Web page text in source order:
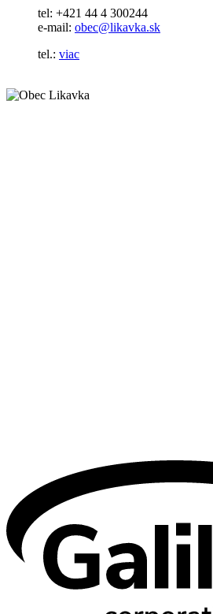
tel: +421 44 4 300244
e-mail: obec@likavka.sk
tel.: viac